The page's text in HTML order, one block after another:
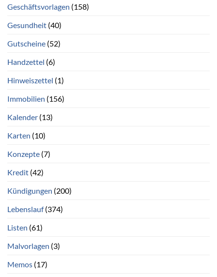
Geschäftsvorlagen (158)
Gesundheit (40)
Gutscheine (52)
Handzettel (6)
Hinweiszettel (1)
Immobilien (156)
Kalender (13)
Karten (10)
Konzepte (7)
Kredit (42)
Kündigungen (200)
Lebenslauf(374)
Listen (61)
Malvorlagen (3)
Memos (17)